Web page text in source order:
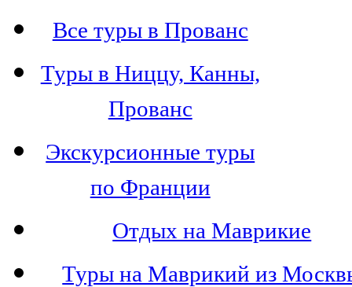
Все туры в Прованс
Туры в Ниццу, Канны,
Прованс
Экскурсионные туры
по Франции
Отдых на Маврикие
Туры на Маврикий из